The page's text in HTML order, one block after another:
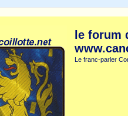
le forum
Le franc-parler